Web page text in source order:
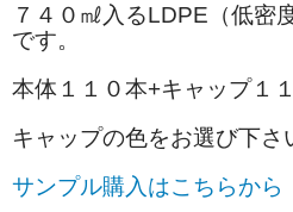
７４０㎖入るLDPE（低密
です。
本体１１０本+キャップ１
キャップの色をお選び下さ
サンプル購入はこちらから